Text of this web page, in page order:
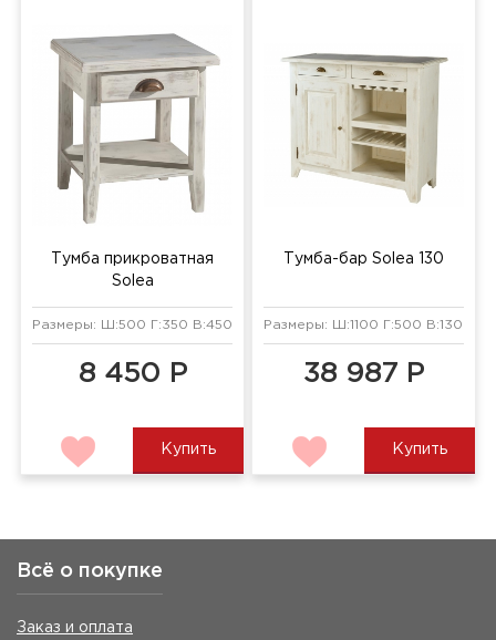
Тумба прикроватная
Solea
Размеры: Ш:500 Г:350 В:450 мм
8 450 Р
Купить
Тумба-бар Solea 130
Размеры: Ш:1100 Г:500 В:1300 мм
38 987 Р
Купить
Всё о покупке
Заказ и оплата